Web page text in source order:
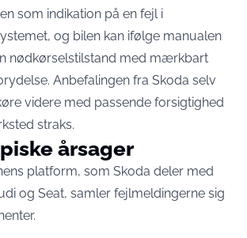
som indikation på en fejl i
og bilen kan ifølge manualen
nødkørselstilstand med mærkbart
Anbefalingen fra Skoda selv
videre med passende forsigtighed
straks.
årsager
platform, som Skoda deler med
og Seat, samler fejlmeldingerne sig